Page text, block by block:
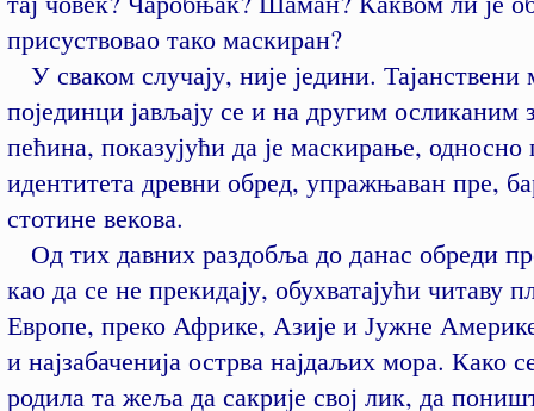
присуствовао тако маскиран?
У сваком случају, није једини.
појединци јављају се и на другим осликаним
пећина, показујући да је маскирање,
идентитета древни обред, упражњаван пре,
стотине векова.
Од тих давних раздобља до данас обреди
као да се не прекидају, обухватајући читаву
Европе, преко Африке, Азије и Јужне
и најзабаченија острва најдаљих мора. Како
родила та жеља да сакрије свој лик, да